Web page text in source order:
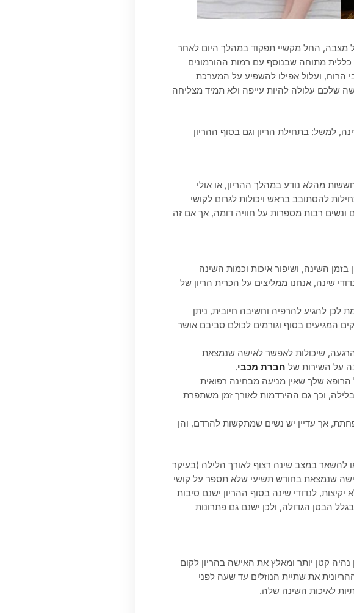
מצבה, החל מקשיי תפקוד במהלך היום לאחר
מתוחה שבנוסף עם רמות ההורמונים
הרוח, ועלול אפילו להשפיע על המערכת
שלכם עלולה להיות עייפה ולא תמיד מצליחה
למשל: בתחילת הריון וגם בסוף ההריון
מהלא נודע במהלך ההריון, או אולי
להסתובב בראש ויכולות לגרום לקושי
ונשים רבות מספרות על חוויה דומה, אך אם זה
השינה, ושיפור איכות וכמות השינה
שינה, אנחנו ממליצים על הכרית הריון של
לכן להגיע להרפיה וחשיבה חיובית, ניתן
המגיעים בסוף וגורמים לכולם סביבם אושר
שיכולות לאפשר לאישה שנמצאת
על השירות של חברת מכבי.
הרופא שלך שאין מניעה מבחינה רפואית
וכך גם ההירדמות לאורך זמן משתפרת
אך עדיין יש נשים שמתקשות להרדם, והן
להשאר במצב שינה רצוף לאורך הלילה (בעיקר
אישה שנמצאת בחודש תשיעי שלא תספר על קושי
לנדודי שינה בסוף ההריון ישנם סיבות
הבטן הגדולה, ולכן ישנם גם פתרונות
קטן יותר ומאלץ את האישה בהריון לקום
את שתיית הנוזלים עד שעה לפני
לאיכות השינה שלה.